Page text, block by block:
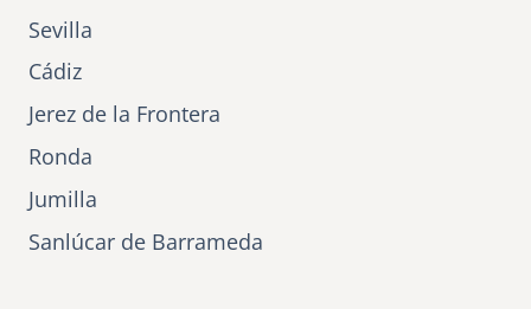
Sevilla
Cádiz
Jerez de la Frontera
Ronda
Jumilla
Sanlúcar de Barrameda